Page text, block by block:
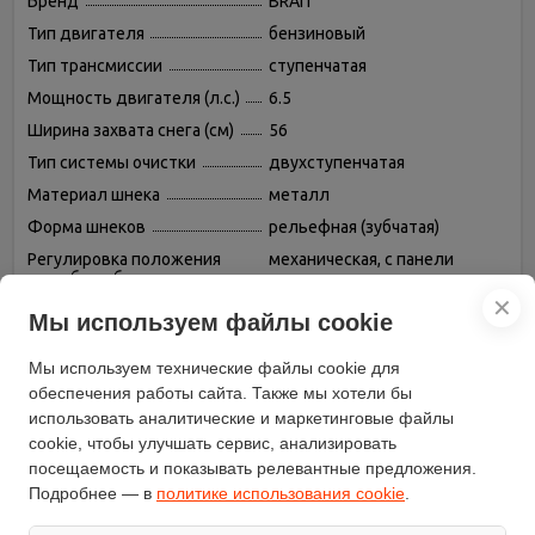
Тип двигателя
бензиновый
Тип трансмиссии
ступенчатая
Мощность двигателя (л.с.)
6.5
Ширина захвата снега (см)
56
Тип системы очистки
двухступенчатая
Материал шнека
металл
Форма шнеков
рельефная (зубчатая)
Регулировка положения
желоба выброса снега
механическая, с панели
управления
Самоходный
есть
Высота захвата снега (см)
40.5
Описание
✕
Мы используем файлы cookie
Мы используем технические файлы cookie для
обеспечения работы сайта. Также мы хотели бы
использовать аналитические и маркетинговые файлы
cookie, чтобы улучшать сервис, анализировать
посещаемость и показывать релевантные предложения.
Подробнее — в политике использования cookie